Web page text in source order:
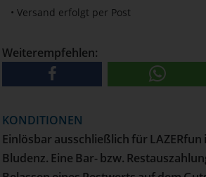
• Versand erfolgt per Post
Weiterempfehlen:
KONDITIONEN
Einlösbar ausschließlich für
Bludenz. Eine Bar- bzw.